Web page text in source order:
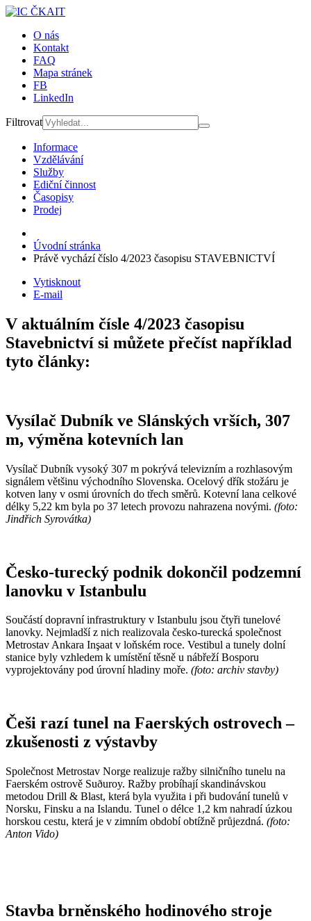
O nás
Kontakt
FAQ
Mapa stránek
FB
LinkedIn
Filtrovat
Informace
Vzdělávání
Služby
Ediční činnost
Časopisy
Prodej
Úvodní stránka
Právě vychází číslo 4/2023 časopisu STAVEBNICTVÍ
Vytisknout
E-mail
V aktuálním čísle 4/2023 časopisu
Stavebnictví si můžete přečíst například
tyto články:
Vysílač Dubník ve Slánských vrších, 307
m, výměna kotevních lan
Vysílač Dubník vysoký 307 m pokrývá televizním a rozhlasovým
signálem většinu východního Slovenska. Ocelový dřík stožáru je
kotven lany v osmi úrovních do třech směrů. Kotevní lana celkové
délky 5,22 km byla po 37 letech provozu nahrazena novými. (foto:
Jindřich Syrovátka)
Česko-turecký podnik dokončil podzemní
lanovku v Istanbulu
Součástí dopravní infrastruktury v Istanbulu jsou čtyři tunelové
lanovky. Nejmladší z nich realizovala česko-turecká společnost
Metrostav Ankara Inşaat v loňském roce. Vestibul a tunely dolní
stanice byly vzhledem k umístění těsně u nábřeží Bosporu
vyprojektovány pod úrovní hladiny moře. (foto: archiv stavby)
Češi razí tunel na Faerských ostrovech –
zkušenosti z výstavby
Společnost Metrostav Norge realizuje ražby silničního tunelu na
Faerském ostrově Suðuroy. Ražby probíhají skandinávskou
metodou Drill & Blast, která byla využita i při budování tunelů v
Norsku, Finsku a na Islandu. Tunel o délce 1,2 km nahradí úzkou
horskou cestu, která je v zimním období obtížně průjezdná. (foto:
Anton Vido)
Stavba brněnského hodinového stroje